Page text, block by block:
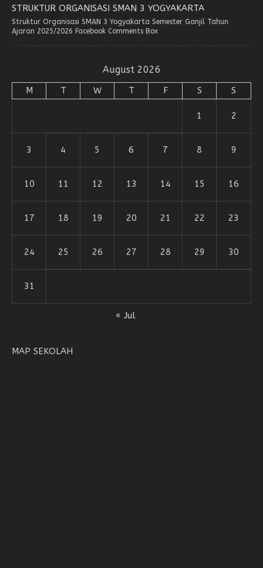
STRUKTUR ORGANISASI SMAN 3 YOGYAKARTA
Struktur Organisasi SMAN 3 Yogyakarta Semester Ganjil Tahun
Ajaran 2025/2026 Facebook Comments Box
August 2026
M T W T F S S
1 2
3 4 5 6 7 8 9
10 11 12 13 14 15 16
17 18 19 20 21 22 23
24 25 26 27 28 29 30
31
« Jul
MAP SEKOLAH